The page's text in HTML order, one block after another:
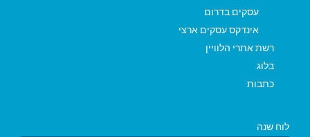
עסקים בדרום
אינדקס עסקים ארצי
רשת אתרי הלוויין
בלוג
כתבות
לוח שנה